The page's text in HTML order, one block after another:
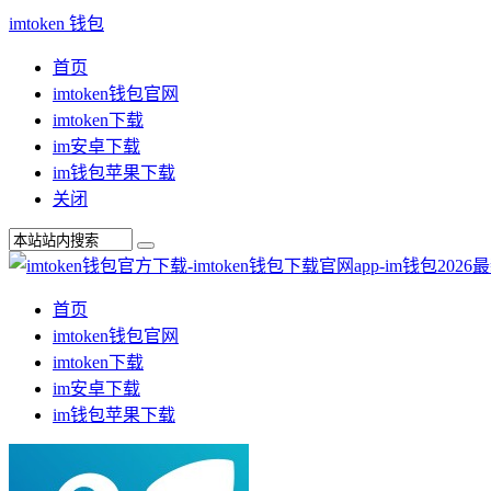
imtoken 钱包
首页
imtoken钱包官网
imtoken下载
im安卓下载
im钱包苹果下载
关闭
首页
imtoken钱包官网
imtoken下载
im安卓下载
im钱包苹果下载